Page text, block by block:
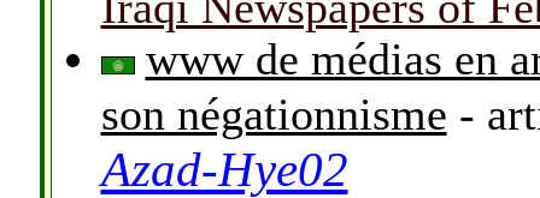
www de médias en
son négationnisme -
Azad-Hye02